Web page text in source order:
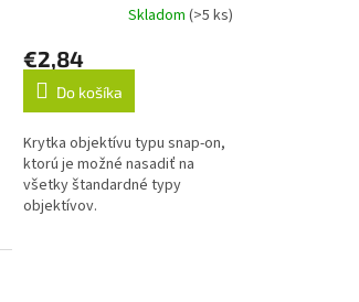
Skladom (>5 ks)
€2,84
Do košíka
Krytka objektívu typu snap-on,
ktorú je možné nasadiť na
všetky štandardné typy
objektívov.